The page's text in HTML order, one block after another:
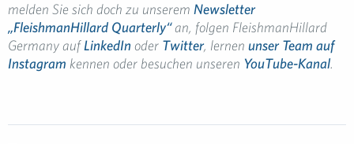
melden Sie sich doch zu unserem Newsletter
„FleishmanHillard Quarterly“an, folgen FleishmanHillard
Germany aufLinkedIn oder Twitter, lernen unser Team auf
Instagram kennen oder besuchen unseren YouTube-Kanal.